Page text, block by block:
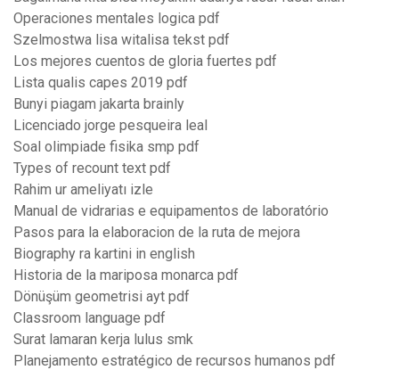
Operaciones mentales logica pdf
Szelmostwa lisa witalisa tekst pdf
Los mejores cuentos de gloria fuertes pdf
Lista qualis capes 2019 pdf
Bunyi piagam jakarta brainly
Licenciado jorge pesqueira leal
Soal olimpiade fisika smp pdf
Types of recount text pdf
Rahim ur ameliyatı izle
Manual de vidrarias e equipamentos de laboratório
Pasos para la elaboracion de la ruta de mejora
Biography ra kartini in english
Historia de la mariposa monarca pdf
Dönüşüm geometrisi ayt pdf
Classroom language pdf
Surat lamaran kerja lulus smk
Planejamento estratégico de recursos humanos pdf